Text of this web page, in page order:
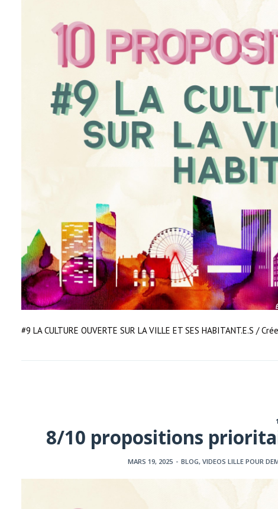
#9 LA CULTURE OUVERTE SUR LA VILLE ET SES HABITANT.E.S /
8/10 propositions
MARS 19, 2025 - BLOG, VIDEOS LILLE POUR